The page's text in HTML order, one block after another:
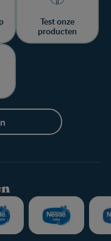
Test onze
producten